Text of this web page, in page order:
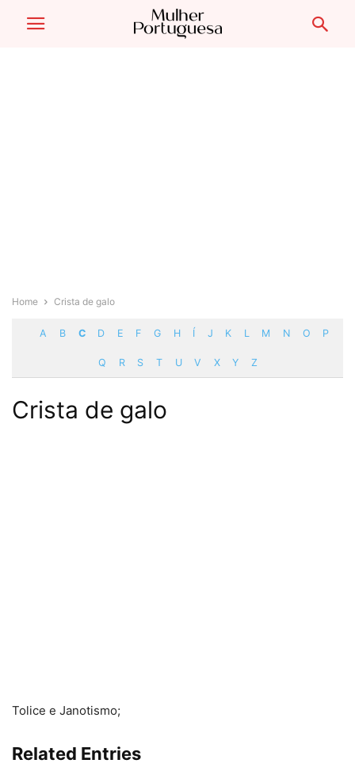
Home Crista de galo
A B C D E F G H Í J K L M N O P
Q R S T U V X Y Z
Crista de galo
Tolice e Janotismo;
Related Entries